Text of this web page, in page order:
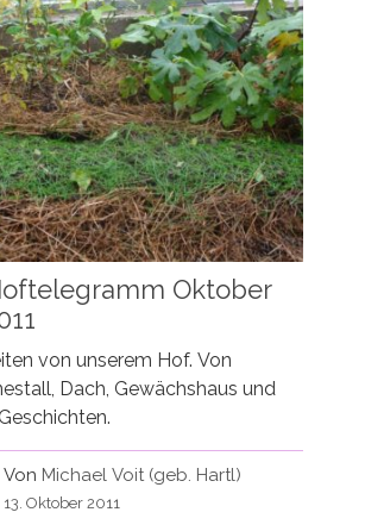
Oktober
von unserem Hof. Von
Dach, Gewächshaus und
Von Michael Voit (geb. Hartl)
13. Oktober 2011